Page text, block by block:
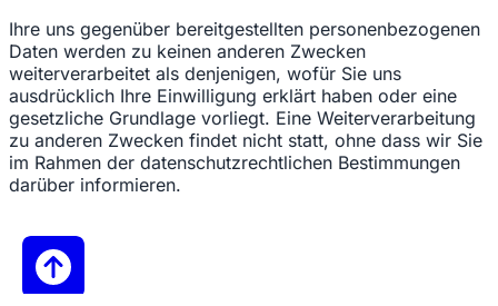
Ihre uns gegenüber bereitgestellten personenbezogenen
Daten werden zu keinen anderen Zwecken
weiterverarbeitet als denjenigen, wofür Sie uns
ausdrücklich Ihre Einwilligung erklärt haben oder eine
gesetzliche Grundlage vorliegt. Eine Weiterverarbeitung
zu anderen Zwecken findet nicht statt, ohne dass wir Sie
im Rahmen der datenschutzrechtlichen Bestimmungen
darüber informieren.